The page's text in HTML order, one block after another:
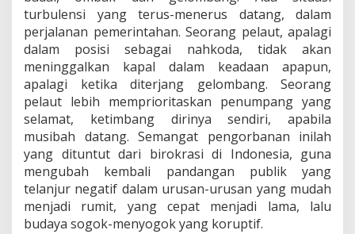
turbulensi yang terus-menerus datang, dalam
perjalanan pemerintahan. Seorang pelaut, apalagi
dalam posisi sebagai nahkoda, tidak akan
meninggalkan kapal dalam keadaan apapun,
apalagi ketika diterjang gelombang. Seorang
pelaut lebih memprioritaskan penumpang yang
selamat, ketimbang dirinya sendiri, apabila
musibah datang. Semangat pengorbanan inilah
yang dituntut dari birokrasi di Indonesia, guna
mengubah kembali pandangan publik yang
telanjur negatif dalam urusan-urusan yang mudah
menjadi rumit, yang cepat menjadi lama, lalu
budaya sogok-menyogok yang koruptif.